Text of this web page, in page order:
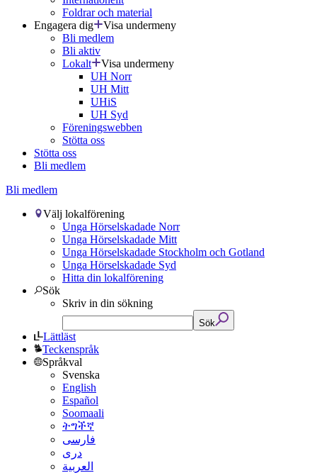
Foldrar och material
Engagera dig
Visa undermeny
Bli medlem
Bli aktiv
Lokalt
Visa undermeny
UH Norr
UH Mitt
UHiS
UH Syd
Föreningswebben
Stötta oss
Stötta oss
Bli medlem
Bli medlem
Välj lokalförening
Unga Hörselskadade Norr
Unga Hörselskadade Mitt
Unga Hörselskadade Stockholm och Gotland
Unga Hörselskadade Syd
Hitta din lokalförening
Sök
Skriv in din sökning
Sök
Lättläst
Teckenspråk
Språkval
Svenska
English
Español
Soomaali
ትግችኛ
فارسی
دری
العربية